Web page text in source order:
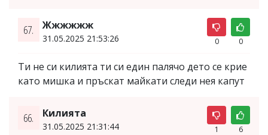
67. Жжжжжж
31.05.2025 21:53:26 0 0
Ти не си килията ти си един палячо дето се крие
като мишка и пръскат майкати следи нея капут
66. Килията
31.05.2025 21:31:44 1 6